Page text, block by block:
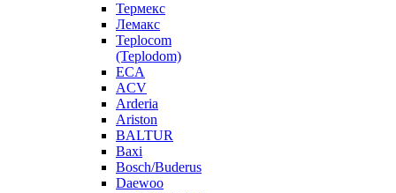
Термекс
Лемакс
Teplocom
(Teplodom)
ECA
ACV
Arderia
Ariston
BALTUR
Baxi
Bosch/Buderus
Daewoo